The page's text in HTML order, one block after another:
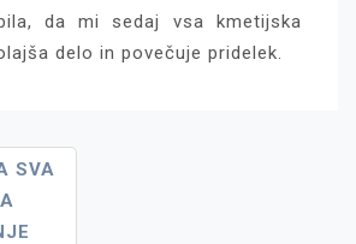
da mi sedaj vsa kmetijska
delo in povečuje pridelek.
SVA